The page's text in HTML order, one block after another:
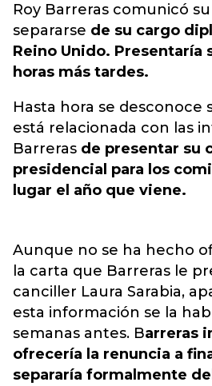
Roy Barreras comunicó
separarse de su cargo
Reino Unido. Presentaría
horas más tardes.
Hasta hora se desconoce
está relacionada con las
Barreras de presentar su
presidencial para los
lugar el año que viene.
Aunque no se ha hecho
la carta que Barreras le
canciller Laura Sarabia,
esta información se la
semanas antes. Barreras
ofrecería la renuncia a
separaría formalmente